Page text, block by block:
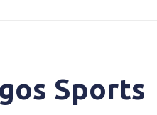
Sports